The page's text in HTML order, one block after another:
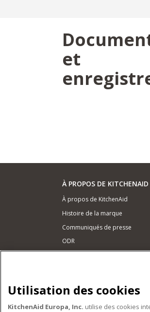
et
À PROPOS DE KITCHENAID
À propos de KitchenAid
Histoire de la marque
Communiqués de presse
ODR
Matériel de cuisine
Accessoires
Utilisation des cookies
KitchenAid Europa, Inc. utilise des cookies